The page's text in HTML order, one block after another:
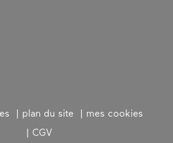
plan du site
mes cookies
CGV